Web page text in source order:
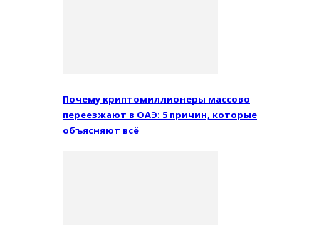
Почему криптомиллионеры массово
переезжают в ОАЭ: 5 причин, которые
объясняют всё